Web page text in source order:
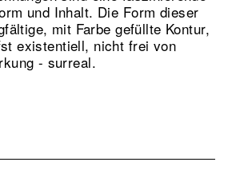
und Inhalt. Die Form dieser
mit Farbe gefüllte Kontur,
existentiell, nicht frei von
- surreal.